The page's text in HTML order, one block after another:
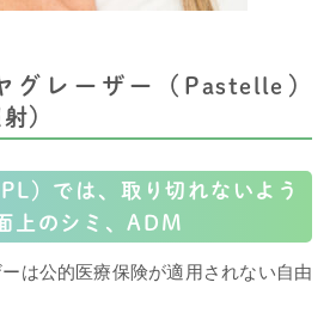
グレーザー（Pastelle）
）
）では、取り切れないよう
上のシミ、ADM
は公的医療保険が適用されない自由